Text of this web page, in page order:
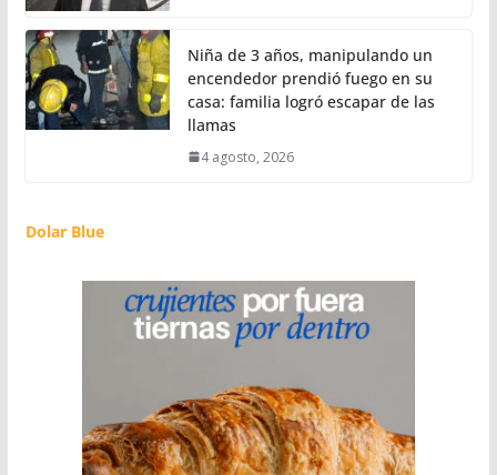
Niña de 3 años, manipulando un
encendedor prendió fuego en su
casa: familia logró escapar de las
llamas
4 agosto, 2026
Dolar Blue